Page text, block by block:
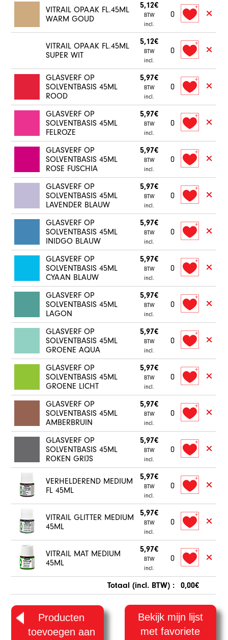
VITRAIL OPAAK FL.45ML
WARM GOUD
5,12€
BTW
incl.
0
VITRAIL OPAAK FL.45ML
SUPER WIT
5,12€
BTW
incl.
0
GLASVERF OP
SOLVENTBASIS 45ML
ROOD
5,97€
BTW
incl.
0
GLASVERF OP
SOLVENTBASIS 45ML
FELROZE
5,97€
BTW
incl.
0
GLASVERF OP
SOLVENTBASIS 45ML
ROSE FUSCHIA
5,97€
BTW
incl.
0
GLASVERF OP
SOLVENTBASIS 45ML
LAVENDER BLAUW
5,97€
BTW
incl.
0
GLASVERF OP
SOLVENTBASIS 45ML
INIDGO BLAUW
5,97€
BTW
incl.
0
GLASVERF OP
SOLVENTBASIS 45ML
CYAAN BLAUW
5,97€
BTW
incl.
0
GLASVERF OP
SOLVENTBASIS 45ML
LAGON
5,97€
BTW
incl.
0
GLASVERF OP
SOLVENTBASIS 45ML
GROENE AQUA
5,97€
BTW
incl.
0
GLASVERF OP
SOLVENTBASIS 45ML
GROENE LICHT
5,97€
BTW
incl.
0
GLASVERF OP
SOLVENTBASIS 45ML
AMBERBRUIN
5,97€
BTW
incl.
0
GLASVERF OP
SOLVENTBASIS 45ML
ROKEN GRIJS
5,97€
BTW
incl.
0
VERHELDEREND MEDIUM
FL 45ML
5,97€
BTW
incl.
0
VITRAIL GLITTER MEDIUM
45ML
5,97€
BTW
incl.
0
VITRAIL MAT MEDIUM
45ML
5,97€
BTW
incl.
0
Totaal (incl. BTW) : 0,00€
Producten
toevoegen aan
Bekijk mijn lijst
met favoriete